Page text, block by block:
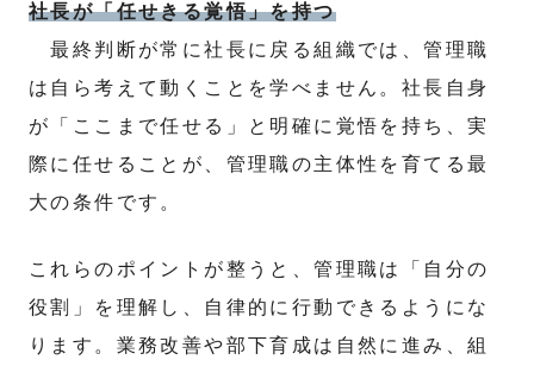
社長が「任せきる覚悟」を持つ
最終判断が常に社長に戻る組織では、管理職
は自ら考えて動くことを学べません。社長自身
が「ここまで任せる」と明確に覚悟を持ち、実
際に任せることが、管理職の主体性を育てる最
大の条件です。
これらのポイントが整うと、管理職は「自分の
役割」を理解し、自律的に行動できるようにな
ります。業務改善や部下育成は自然に進み、組